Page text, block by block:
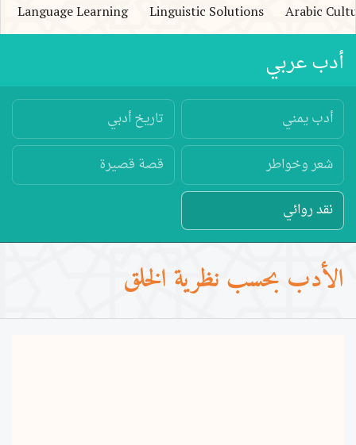
Language Learning Linguistic Solutions Arabic
أدب عربي
أدب يمني
تاريخ أدبي
شعر وخواطر
قصة قصيرة
نقد روائي
الأدب بحسب نظرية الخلق